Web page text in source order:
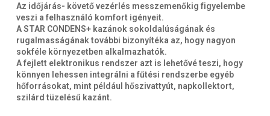
Az időjárás- követő vezérlés messzemenőkig figyelembe
veszi a felhasználó komfort igényeit.
A STAR CONDENS+ kazánok sokoldalúságának és
rugalmasságának további bizonyítéka az, hogy nagyon
sokféle környezetben alkalmazhatók.
A fejlett elektronikus rendszer azt is lehetővé teszi, hogy
könnyen lehessen integrálni a fűtési rendszerbe egyéb
hőforrásokat, mint például hőszivattyút, napkollektort,
szilárd tüzelésű kazánt.